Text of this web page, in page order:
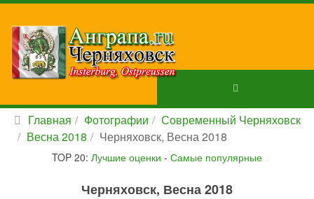
Главная Фотографии
Современный Черняховск
Весна 2018
Черняховск, Весна 2018
TOP 20: Лучшие оценки - Самые популярные
Черняховск, Весна 2018